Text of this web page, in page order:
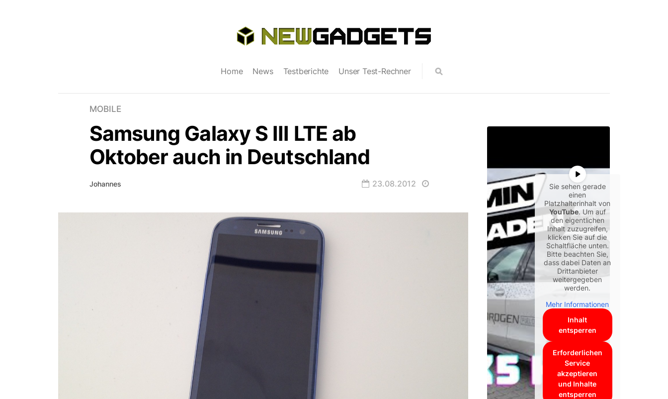
Home News Testberichte Unser Test-Rechner
MOBILE
Samsung Galaxy S III LTE ab
Oktober auch in Deutschland
Johannes 23.08.2012
Sie sehen gerade
einen
Platzhalterinhalt von
YouTube. Um auf
den eigentlichen
Inhalt zuzugreifen,
klicken Sie auf die
Schaltfläche unten.
Bitte beachten Sie,
dass dabei Daten an
Drittanbieter
weitergegeben
werden.
Mehr Informationen
Inhalt
entsperren
Erforderlichen
Service
akzeptieren
und Inhalte
entsperren